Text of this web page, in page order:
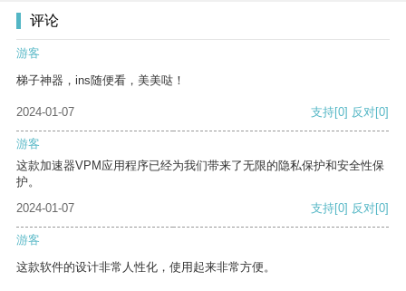
评论
游客
梯子神器，ins随便看，美美哒！
2024-01-07 支持[0] 反对[0]
游客
这款加速器VPM应用程序已经为我们带来了无限的隐私保护和安全性保
护。
2024-01-07
支持[0] 反对[0]
游客
这款软件的设计非常人性化，使用起来非常方便。